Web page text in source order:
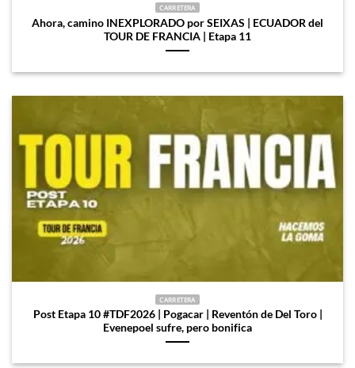
CARRETERA
Ahora, camino INEXPLORADO por SEIXAS | ECUADOR del
TOUR DE FRANCIA | Etapa 11
CARRETERA
Post Etapa 10 #TDF2026 | Pogacar | Reventón de Del Toro |
Evenepoel sufre, pero bonifica